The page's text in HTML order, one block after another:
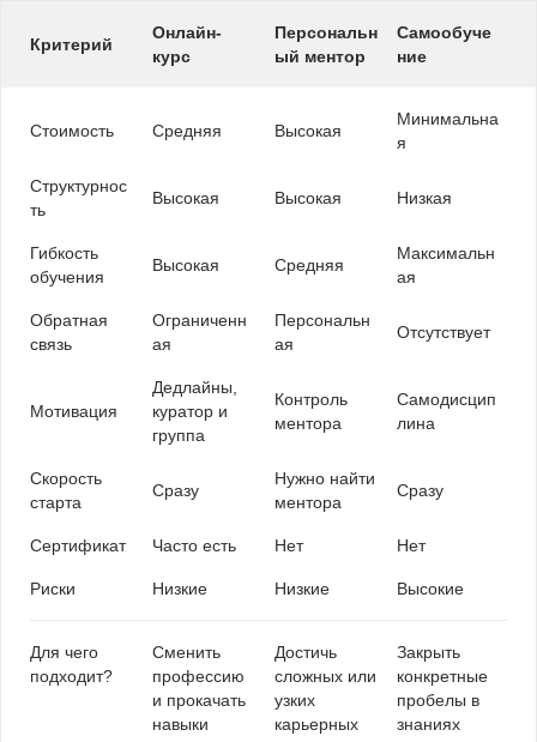
Критерий
Онлайн-
курс
Персональн
ый ментор
Самообуче
ние
Стоимость Средняя Высокая
Минимальна
я
Структурнос
ть
Высокая Высокая Низкая
Гибкость
обучения
Высокая Средняя
Максимальн
ая
Обратная
связь
Ограниченн
ая
Персональн
ая
Отсутствует
Мотивация
Дедлайны,
куратор и
группа
Контроль
ментора
Самодисцип
лина
Скорость
старта
Сразу
Нужно найти
ментора
Сразу
Сертификат Часто есть Нет Нет
Риски Низкие Низкие Высокие
Для чего
подходит?
Сменить
профессию
и прокачать
навыки
Достичь
сложных или
узких
карьерных
Закрыть
конкретные
пробелы в
знаниях